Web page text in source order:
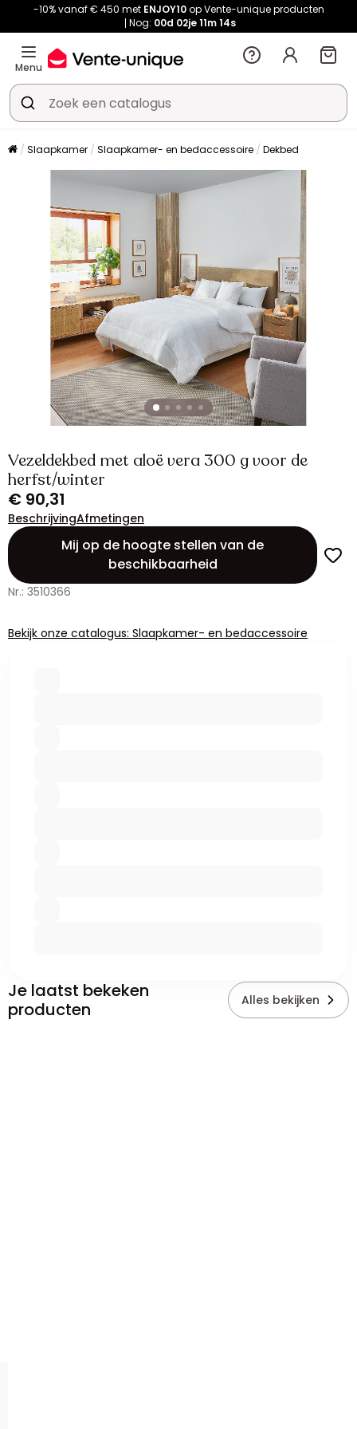
-10% vanaf € 450 met ENJOY10op Vente-unique producten
Nog: 00d 02je 11m 14s
Menu
Slaapkamer Slaapkamer- en bedaccessoire Dekbed
Vezeldekbed met aloë vera 300 g voor de
herfst/winter
€ 90,31
BeschrijvingAfmetingen
Mij op de hoogte stellen van de
beschikbaarheid
Nr.: 3510366
Bekijk onze catalogus: Slaapkamer- en bedaccessoire
Je laatst bekeken
producten
Alles bekijken